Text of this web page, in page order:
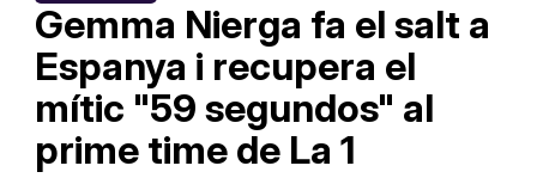
Gemma Nierga fa el salt a
Espanya i recupera el
mític "59 segundos" al
prime time de La 1